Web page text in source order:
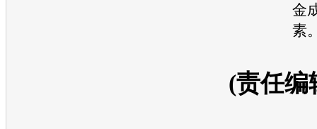
金
素
(责任编